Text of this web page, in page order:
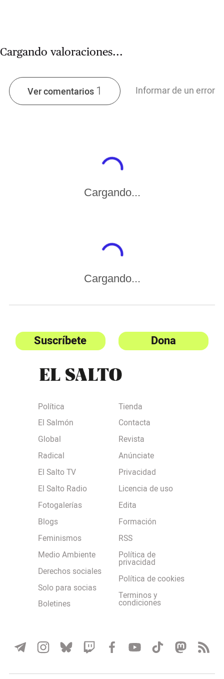
Cargando valoraciones...
Ver comentarios 1 Informar de un error
Cargando...
Cargando...
Suscríbete Dona
Política
El Salmón
Global
Radical
El Salto TV
El Salto Radio
Fotogalerías
Blogs
Feminismos
Medio Ambiente
Derechos sociales
Solo para socias
Boletines
Tienda
Contacta
Revista
Anúnciate
Privacidad
Licencia de uso
Edita
Formación
RSS
Política de
privacidad
Política de cookies
Terminos y
condiciones